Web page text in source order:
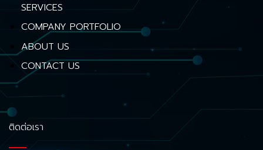
SERVICES
COMPANY PORTFOLIO
ABOUT US
CONTACT US
ติดต่อเรา